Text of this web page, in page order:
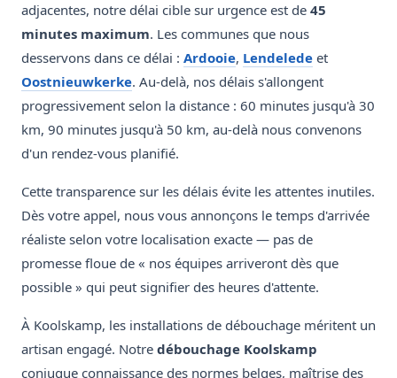
adjacentes, notre délai cible sur urgence est de 45
minutes maximum. Les communes que nous
desservons dans ce délai : Ardooie, Lendelede et
Oostnieuwkerke. Au-delà, nos délais s'allongent
progressivement selon la distance : 60 minutes jusqu'à 30
km, 90 minutes jusqu'à 50 km, au-delà nous convenons
d'un rendez-vous planifié.
Cette transparence sur les délais évite les attentes inutiles.
Dès votre appel, nous vous annonçons le temps d'arrivée
réaliste selon votre localisation exacte — pas de
promesse floue de « nos équipes arriveront dès que
possible » qui peut signifier des heures d'attente.
À Koolskamp, les installations de débouchage méritent un
artisan engagé. Notre débouchage Koolskamp
conjugue connaissance des normes belges, maîtrise des